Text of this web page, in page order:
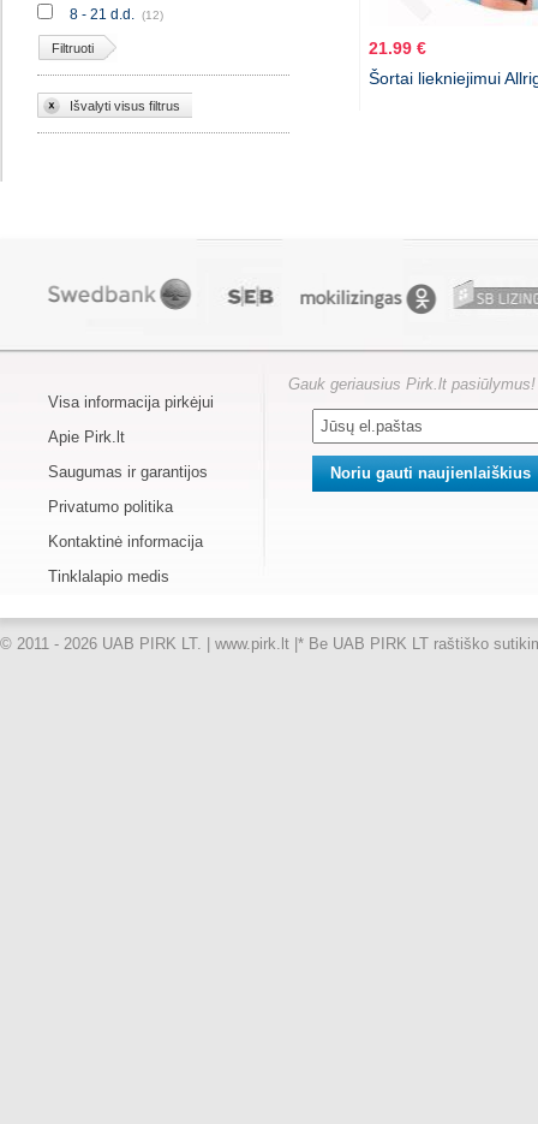
8 - 21 d.d. (12)
Filtruoti
Išvalyti visus filtrus
21.99 €
Šortai liekniejimui
Visa informacija pirkėjui
Apie Pirk.lt
Saugumas ir garantijos
Privatumo politika
Kontaktinė informacija
Tinklalapio medis
Gauk geriausius Pirk.lt pasiūlymus!
© 2011 - 2026 UAB PIRK LT. | www.pirk.lt | * Be UAB PIRK LT raštiško